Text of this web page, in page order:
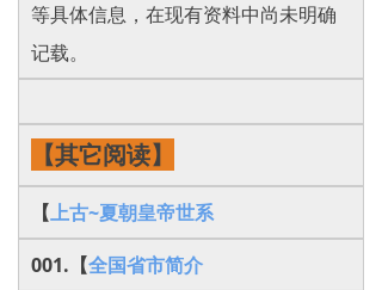
等具体信息，在现有资料中尚未明确
记载。
【其它阅读】
【上古~夏朝皇帝世系
001.【全国省市简介